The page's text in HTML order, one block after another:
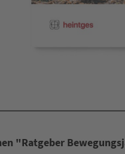
"Ratgeber